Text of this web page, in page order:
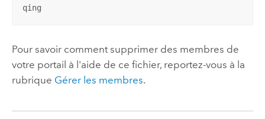
qing
Pour savoir comment supprimer des membres de
votre portail à l'aide de ce fichier, reportez-vous à la
rubrique Gérer les membres.